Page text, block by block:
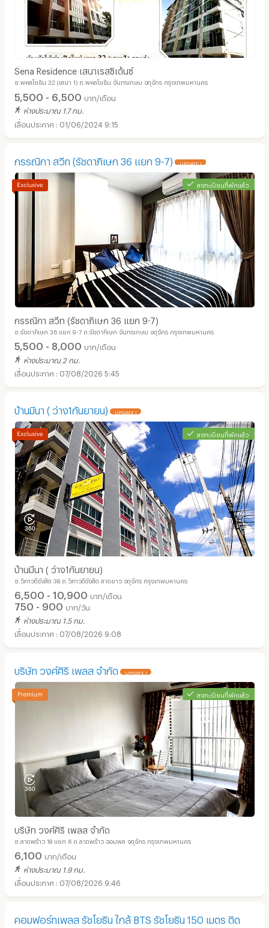
Sena Residence เสนาเรสซิเด้นซ์
ซ.พหลโยธิน 32 (เสนา 1) ถ.พหลโยธิน จันทรเกษม จตุจักร กรุงเทพมหานคร
5,500 - 6,500 บาท/เดือน
ห่างประมาณ 1.7 กม.
01/06/2024 9:15
กรรณิกา สวีท (รัชดาภิเษก 36 แยก 9-7) UPDATE !
ลงทะเบียนที่พักแล้ว
กรรณิกา สวีท (รัชดาภิเษก 36 แยก 9-7)
ซ.รัชดาภิเษก 36 แยก 9-7 ถ.รัชดาภิเษก จันทรเกษม จตุจักร กรุงเทพมหานคร
5,500 - 8,000 บาท/เดือน
ห่างประมาณ 2 กม.
07/08/2026 5:45
บ้านมีนา ( ว่าง1กันยายน) UPDATE !
ลงทะเบียนที่พักแล้ว
บ้านมีนา ( ว่าง1กันยายน)
ซ.วิภาวดีรังสิต 38 ถ.วิภาวดีรังสิต ลาดยาว จตุจักร กรุงเทพมหานคร
6,500 - 10,900 บาท/เดือน
750 - 900 บาท/วัน
ห่างประมาณ 1.5 กม.
07/08/2026 9:08
บริษัท วงศ์ศิริ เพลส จำกัด UPDATE !
ลงทะเบียนที่พักแล้ว
บริษัท วงศ์ศิริ เพลส จำกัด
ซ.ลาดพร้าว 18 แยก 6 ถ.ลาดพร้าว จอมพล จตุจักร กรุงเทพมหานคร
6,100 บาท/เดือน
ห่างประมาณ 1.9 กม.
07/08/2026 9:46
คอมฟอร์ทเพลส รัชโยธิน ใกล้ BTS รัชโยธิน 150 เมตร ติด